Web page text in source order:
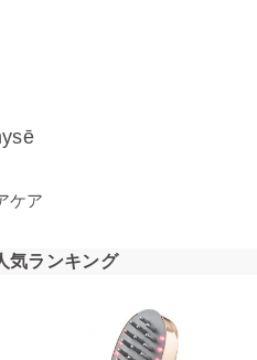
ケア
気ランキング